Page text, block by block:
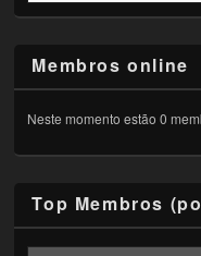
Membros online
Neste momento estão 0
Top Membros